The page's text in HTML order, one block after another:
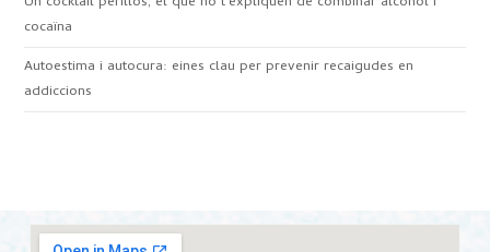
cocaïna
Autoestima i autocura: eines clau per prevenir recaigudes en
addiccions